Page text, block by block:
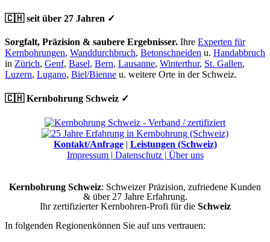
🇨🇭 seit über 27 Jahren ✓
Sorgfalt, Präzision & saubere Ergebnisser. Ihre Experten für
Kernbohrungen, Wanddurchbruch, Betonschneiden u. Handabbruch
in Zürich, Genf, Basel, Bern, Lausanne, Winterthur, St. Gallen,
Luzern, Lugano, Biel/Bienne u. weitere Orte in der Schweiz.
🇨🇭 Kernbohrung Schweiz ✓
Kontakt/Anfrage| Leistungen (Schweiz)
Impressum | Datenschutz | Über uns
Kernbohrung Schweiz: Schweizer Präzision, zufriedene Kunden
& über 27 Jahre Erfahrung.
Ihr zertifizierter Kernbohren-Profi für die Schweiz
In folgenden Regionenkönnen Sie auf uns vertrauen: